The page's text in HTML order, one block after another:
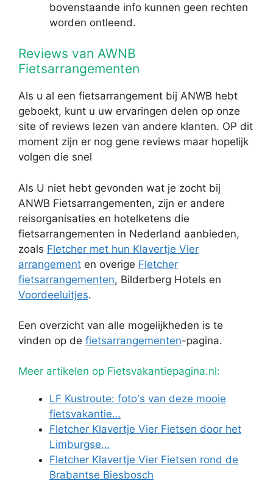
bovenstaande info kunnen geen rechten
worden ontleend.
Reviews van AWNB
Fietsarrangementen
Als u al een fietsarrangement bij ANWB hebt
geboekt, kunt u uw ervaringen delen op onze
site of reviews lezen van andere klanten. OP dit
moment zijn er nog gene reviews maar hopelijk
volgen die snel
Als U niet hebt gevonden wat je zocht bij
ANWB Fietsarrangementen, zijn er andere
reisorganisaties en hotelketens die
fietsarrangementen in Nederland aanbieden,
zoals Fletcher met hun Klavertje Vier
arrangement en overige Fletcher
fietsarrangementen, Bilderberg Hotels en
Voordeeluitjes.
Een overzicht van alle mogelijkheden is te
vinden op de fietsarrangementen-pagina.
Meer artikelen op Fietsvakantiepagina.nl:
LF Kustroute: foto's van deze mooie
fietsvakantie…
Fletcher Klavertje Vier Fietsen door het
Limburgse…
Fletcher Klavertje Vier Fietsen rond de
Brabantse Biesbosch